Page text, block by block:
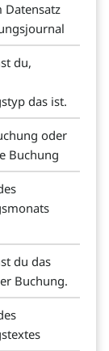
Datensatz
du,
das ist.
oder
Buchung
du das
Buchung.